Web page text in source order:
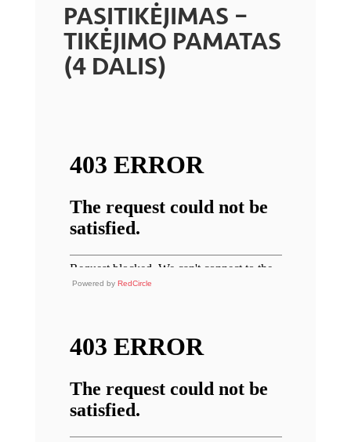
PASITIKĖJIMAS –
TIKĖJIMO PAMATAS
(4 DALIS)
Powered by RedCircle